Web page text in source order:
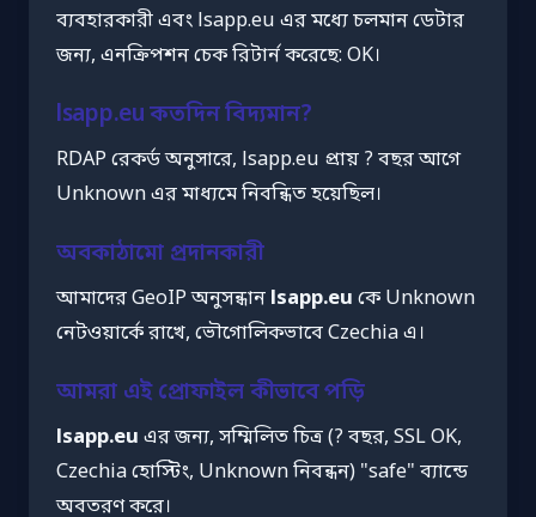
ব্যবহারকারী এবং lsapp.eu এর মধ্যে চলমান ডেটার
জন্য, এনক্রিপশন চেক রিটার্ন করেছে: OK।
lsapp.eu কতদিন বিদ্যমান?
RDAP রেকর্ড অনুসারে, lsapp.eu প্রায় ? বছর আগে
Unknown এর মাধ্যমে নিবন্ধিত হয়েছিল।
অবকাঠামো প্রদানকারী
আমাদের GeoIP অনুসন্ধান lsapp.eu কে Unknown
নেটওয়ার্কে রাখে, ভৌগোলিকভাবে Czechia এ।
আমরা এই প্রোফাইল কীভাবে পড়ি
lsapp.eu এর জন্য, সম্মিলিত চিত্র (? বছর, SSL OK,
Czechia হোস্টিং, Unknown নিবন্ধন) "safe" ব্যান্ডে
অবতরণ করে।